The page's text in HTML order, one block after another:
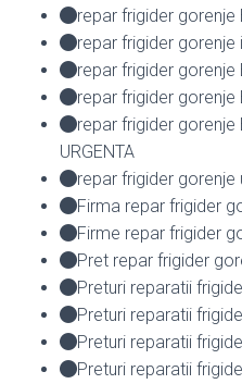
repar frigider gorenje
repar frigider gorenje
repar frigider gorenje
repar frigider gorenje
repar frigider gorenje
URGENTA
repar frigider gorenje
Firma repar frigider
Firme repar frigider
Pret repar frigider
Preturi reparatii
Preturi reparatii
Preturi reparatii
Preturi reparatii